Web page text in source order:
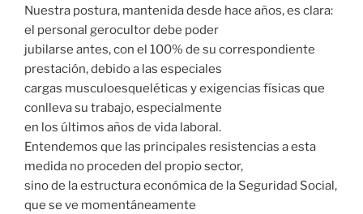
Nuestra postura, mantenida desde hace años, es clara:
el personal gerocultor debe poder
jubilarse antes, con el 100% de su correspondiente
prestación, debido a las especiales
cargas musculoesqueléticas y exigencias físicas que
conlleva su trabajo, especialmente
en los últimos años de vida laboral.
Entendemos que las principales resistencias a esta
medida no proceden del propio sector,
sino de la estructura económica de la Seguridad Social,
que se ve momentáneamente